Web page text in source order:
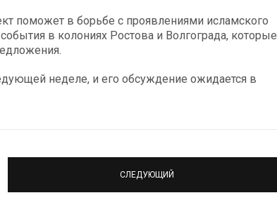
поможет в борьбе с проявлениями исламского
в колониях Ростова и Волгограда, которые
неделе, и его обсуждение ожидается в
СЛЕДУЮЩИЙ